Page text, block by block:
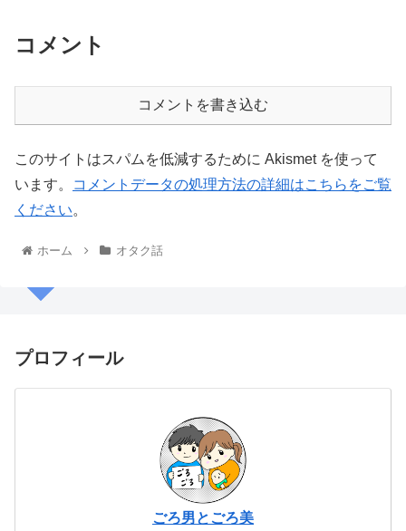
コメント
コメントを書き込む
このサイトはスパムを低減するために Akismet を使って
います。
コメントデータの処理方法の詳細はこちらをご覧
ください。
ホーム オタク話
プロフィール
ごろ男とごろ美